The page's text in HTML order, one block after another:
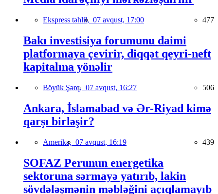
Ekspress təhlil, 07 avqust, 17:00 477
Bakı investisiya forumunu daimi
platformaya çevirir, diqqət qeyri-neft
kapitalına yönəlir
Böyük Şərq, 07 avqust, 16:27 506
Ankara, İslamabad və Ər-Riyad kimə
qarşı birləşir?
Amerika, 07 avqust, 16:19 439
SOFAZ Perunun energetika
sektoruna sərmayə yatırıb, lakin
sövdələşmənin məbləğini açıqlamayıb